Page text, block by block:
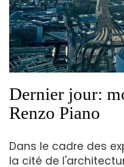
Dernier jour:
Renzo Piano
Dans le cadre des
la cité de